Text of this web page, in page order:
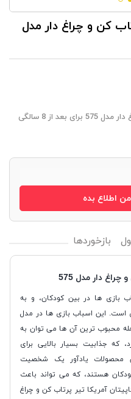
کن و چراغ دار مدل
سپر کاپیتان آمریکا تیر پرتاب کن و چراغ دار مدل 575 برای بعد از 8 سالگی
اطلاع بده
بازخوردها
دار مدل 575
بازی ها در بین کودکان، و به
این اسباب بازی ها در مدل
محبوب ترین آن ها می توان به
که جذابیت بسیار بالایی برای
محصولات یادآور یک شخصیت
هستند، که می تواند باعث
آمریکا تیر پرتاب کن و چراغ